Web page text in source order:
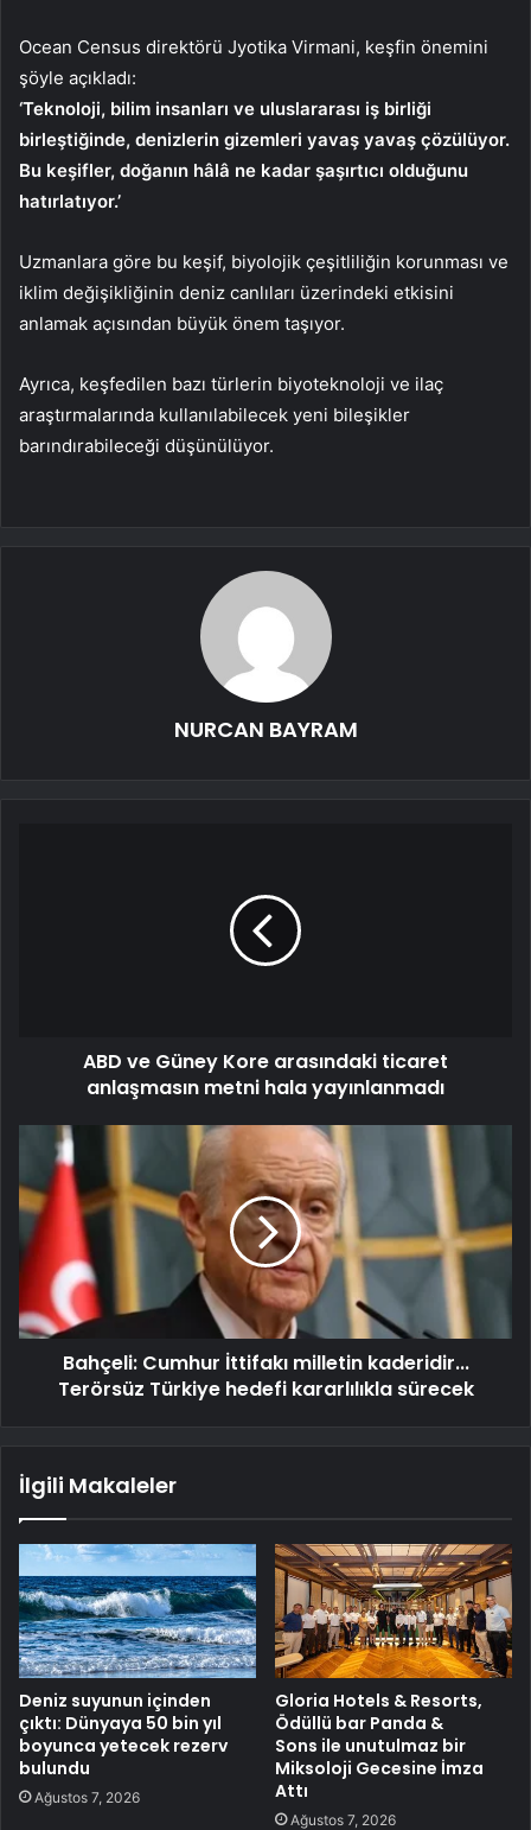
Ocean Census direktörü Jyotika Virmani, keşfin önemini
şöyle açıkladı:
‘Teknoloji, bilim insanları ve uluslararası iş birliği
birleştiğinde, denizlerin gizemleri yavaş yavaş çözülüyor.
Bu keşifler, doğanın hâlâ ne kadar şaşırtıcı olduğunu
hatırlatıyor.’
Uzmanlara göre bu keşif, biyolojik çeşitliliğin korunması ve
iklim değişikliğinin deniz canlıları üzerindeki etkisini
anlamak açısından büyük önem taşıyor.
Ayrıca, keşfedilen bazı türlerin biyoteknoloji ve ilaç
araştırmalarında kullanılabilecek yeni bileşikler
barındırabileceği düşünülüyor.
NURCAN BAYRAM
ABD ve Güney Kore arasındaki ticaret
anlaşmasın metni hala yayınlanmadı
Bahçeli: Cumhur İttifakı milletin kaderidir...
Terörsüz Türkiye hedefi kararlılıkla sürecek
İlgili Makaleler
Deniz suyunun içinden
çıktı: Dünyaya 50 bin yıl
boyunca yetecek rezerv
bulundu
Ağustos 7, 2026
Gloria Hotels & Resorts,
Ödüllü bar Panda &
Sons ile unutulmaz bir
Miksoloji Gecesine İmza
Attı
Ağustos 7, 2026